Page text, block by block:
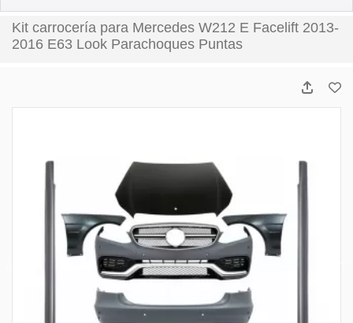
Kit carrocería para Mercedes W212 E Facelift 2013-
2016 E63 Look Parachoques Puntas